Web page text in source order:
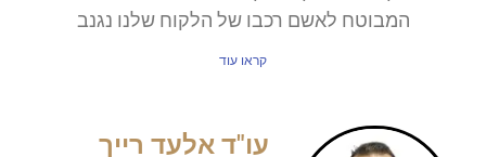
המבוטח לאשם רכבו של הלקוח שלנו נגנב
קראו עוד
עו"ד אלעד רייך